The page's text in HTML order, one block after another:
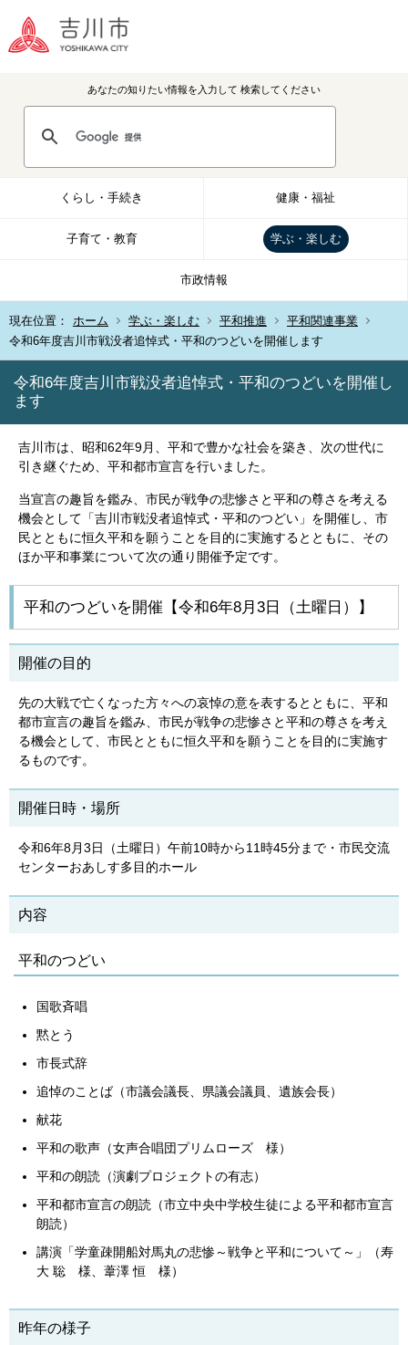
あなたの知りたい情報を入力して 検索してください
くらし・手続き 健康・福祉
子育て・教育 学ぶ・楽しむ
市政情報
現在位置： ホーム 学ぶ・楽しむ 平和推進
平和関連事業
令和6年度吉川市戦没者追悼式・平和のつどいを開催します
令和6年度吉川市戦没者追悼式・平和のつどいを開催し
ます
吉川市は、昭和62年9月、平和で豊かな社会を築き、次の世代に
引き継ぐため、平和都市宣言を行いました。
当宣言の趣旨を鑑み、市民が戦争の悲惨さと平和の尊さを考える
機会として「吉川市戦没者追悼式・平和のつどい」を開催し、市
民とともに恒久平和を願うことを目的に実施するとともに、その
ほか平和事業について次の通り開催予定です。
平和のつどいを開催【令和6年8月3日（土曜日）】
開催の目的
先の大戦で亡くなった方々への哀悼の意を表するとともに、平和
都市宣言の趣旨を鑑み、市民が戦争の悲惨さと平和の尊さを考え
る機会として、市民とともに恒久平和を願うことを目的に実施す
るものです。
開催日時・場所
令和6年8月3日（土曜日）午前10時から11時45分まで・市民交流
センターおあしす多目的ホール
内容
平和のつどい
国歌斉唱
黙とう
市長式辞
追悼のことば（市議会議長、県議会議員、遺族会長）
献花
平和の歌声（女声合唱団プリムローズ 様）
平和の朗読（演劇プロジェクトの有志）
平和都市宣言の朗読（市立中央中学校生徒による平和都市宣言
朗読）
講演「学童疎開船対馬丸の悲惨～戦争と平和について～」（寿
大 聡 様、葦澤 恒 様）
昨年の様子